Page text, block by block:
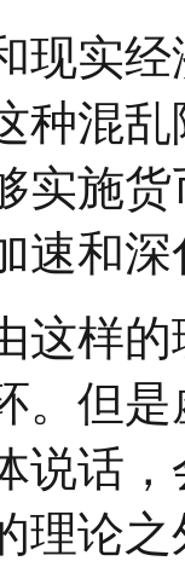
现实
种混
实施
速和深
这样
。但
说话
理论